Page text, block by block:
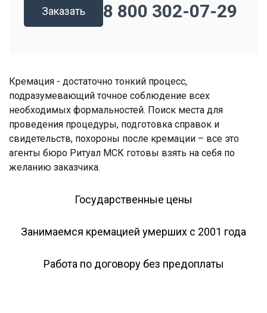
Заказать 8 800 302-07-29
Кремация - достаточно тонкий процесс,
подразумевающий точное соблюдение всех
необходимых формальностей. Поиск места для
проведения процедуры, подготовка справок и
свидетельств, похороны после кремации – все это
агенты бюро Ритуал МСК готовы взять на себя по
желанию заказчика.
Государственные цены
Занимаемся кремацией умерших с 2001 года
Работа по договору без предоплаты